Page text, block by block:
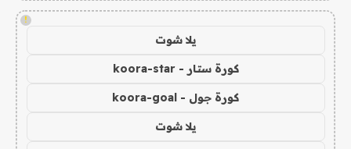
!
يلا شوت
كورة ستار - koora-star
كورة جول - koora-goal
يلا شوت